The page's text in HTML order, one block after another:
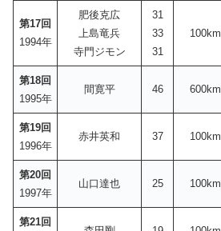
第17回
1994年
肥後克広
上島竜兵
寺門ジモン
31
33
31
100km
第18回
1995年
間寛平 46 600km
第19回
1996年
赤井英和 37 100km
第20回
1997年
山口達也 25 100km
第21回